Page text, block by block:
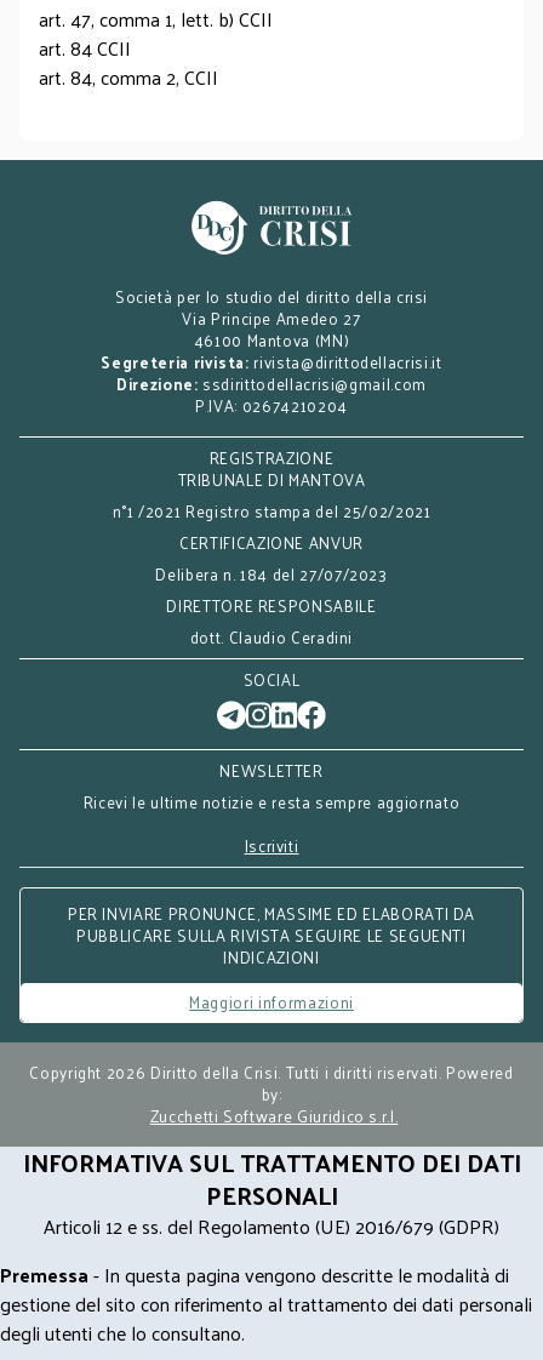
art. 47, comma 1, lett. b) CCII
art. 84 CCII
art. 84, comma 2, CCII
Società per lo studio del diritto della crisi
Via Principe Amedeo 27
46100 Mantova (MN)
Segreteria rivista: rivista@dirittodellacrisi.it
Direzione: ssdirittodellacrisi@gmail.com
P.IVA: 02674210204
REGISTRAZIONE
TRIBUNALE DI MANTOVA
n°1 /2021 Registro stampa del 25/02/2021
CERTIFICAZIONE ANVUR
Delibera n. 184 del 27/07/2023
DIRETTORE RESPONSABILE
dott. Claudio Ceradini
SOCIAL
NEWSLETTER
Ricevi le ultime notizie e resta sempre aggiornato
Iscriviti
PER INVIARE PRONUNCE, MASSIME ED ELABORATI DA
PUBBLICARE SULLA RIVISTA SEGUIRE LE SEGUENTI
INDICAZIONI
Maggiori informazioni
Copyright 2026 Diritto della Crisi. Tutti i diritti riservati. Powered
by:
Zucchetti Software Giuridico s.r.l.
INFORMATIVA SUL TRATTAMENTO DEI DATI
PERSONALI
Articoli 12 e ss. del Regolamento (UE) 2016/679 (GDPR)
Premessa- In questa pagina vengono descritte le modalità di
gestione del sito con riferimento al trattamento dei dati personali
degli utenti che lo consultano.